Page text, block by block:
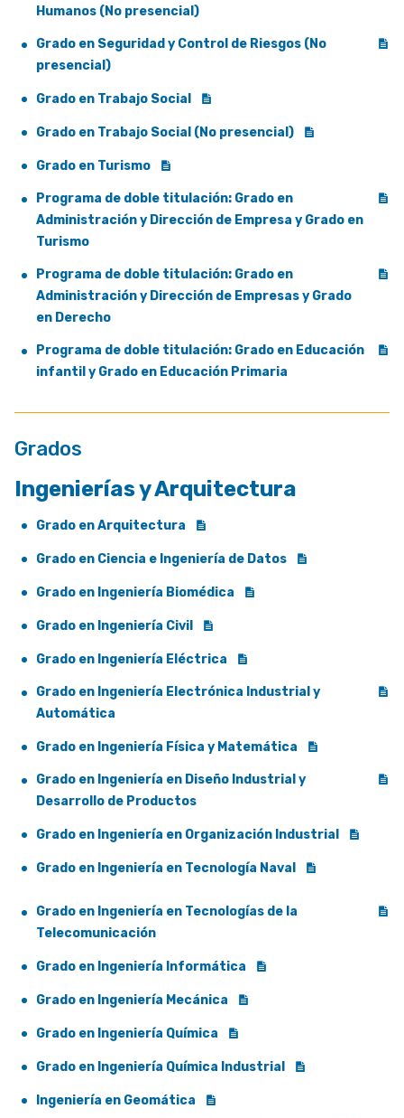
Humanos (No presencial)
Grado en Seguridad y Control de Riesgos (No
presencial)
Grado en Trabajo Social
Grado en Trabajo Social (No presencial)
Grado en Turismo
Programa de doble titulación: Grado en
Administración y Dirección de Empresa y Grado en
Turismo
Programa de doble titulación: Grado en
Administración y Dirección de Empresas y Grado
en Derecho
Programa de doble titulación: Grado en Educación
infantil y Grado en Educación Primaria
Grados
Ingenierías y Arquitectura
Grado en Arquitectura
Grado en Ciencia e Ingeniería de Datos
Grado en Ingeniería Biomédica
Grado en Ingeniería Civil
Grado en Ingeniería Eléctrica
Grado en Ingeniería Electrónica Industrial y
Automática
Grado en Ingeniería Física y Matemática
Grado en Ingeniería en Diseño Industrial y
Desarrollo de Productos
Grado en Ingeniería en Organización Industrial
Grado en Ingeniería en Tecnología Naval
Grado en Ingeniería en Tecnologías de la
Telecomunicación
Grado en Ingeniería Informática
Grado en Ingeniería Mecánica
Grado en Ingeniería Química
Grado en Ingeniería Química Industrial
Ingeniería en Geomática